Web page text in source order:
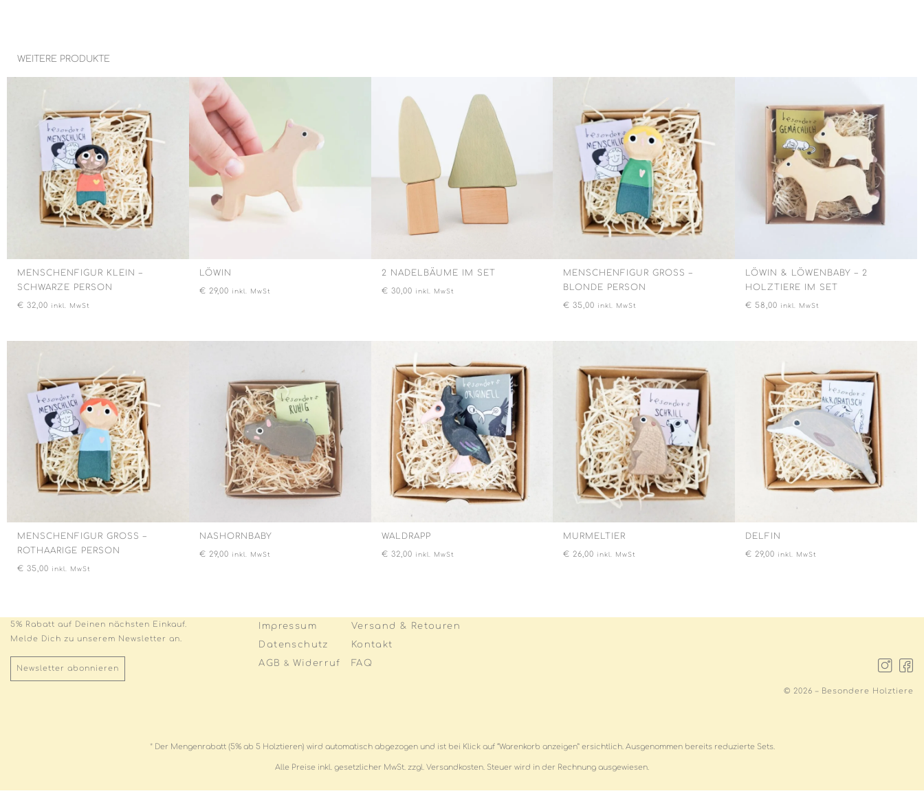
WEITERE PRODUKTE
MENSCHENFIGUR KLEIN –
SCHWARZE PERSON
€ 32,00 inkl. MwSt
LÖWIN
€ 29,00 inkl. MwSt
2 NADELBÄUME IM SET
€ 30,00 inkl. MwSt
MENSCHENFIGUR GROSS – B
LONDE PERSON
€ 35,00 inkl. MwSt
LÖWIN & LÖWENBABY – 2
HOLZTIERE IM SET
€ 58,00 inkl. MwSt
MENSCHENFIGUR GROSS – R
OTHAARIGE PERSON
€ 35,00 inkl. MwSt
NASHORNBABY
€ 29,00 inkl. MwSt
WALDRAPP
€ 32,00 inkl. MwSt
MURMELTIER
€ 26,00 inkl. MwSt
DELFIN
€ 29,00 inkl. MwSt
5% Rabatt auf Deinen nächsten Einkauf.
Melde Dich zu unserem Newsletter an.
Newsletter abonnieren
Impressum
Datenschutz
AGB & Widerruf
Versand & Retouren
Kontakt
FAQ
© 2026 – Besondere Holztiere
* Der Mengenrabatt (5% ab 5 Holztieren) wird automatisch abgezogen und ist bei Klick auf “Warenkorb anzeigen” ersichtlich. Ausgenommen bereits reduzierte Sets.
Alle Preise inkl. gesetzlicher MwSt. zzgl. Versandkosten. Steuer wird in der Rechnung ausgewiesen.